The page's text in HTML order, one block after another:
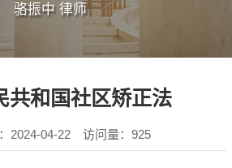
骆振中 律师
共和国社区矫正法
2024-04-22 访问量：925